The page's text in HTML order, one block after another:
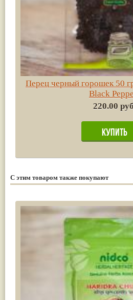
Перец черный горошек 50
Black
220.00
С этим товаром также покупают